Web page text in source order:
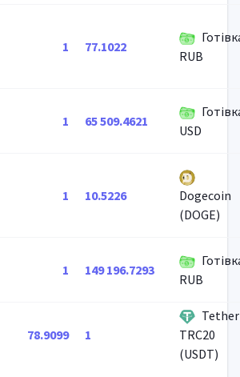
1 77.1022
RUB
1 65 509.4621
USD
1 10.5226
Dogecoin
(DOGE)
1 149 196.7293
RUB
78.9099 1
Tether
TRC20
(USDT)